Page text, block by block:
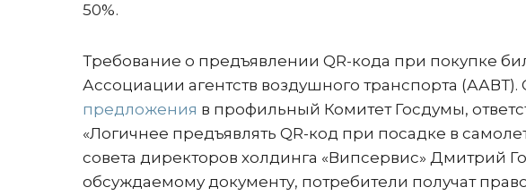
50%.
Требование о предъявлении QR-кода при покупке
Ассоциации агентств воздушного транспорта
предложения в профильный Комитет Госдумы,
«Логичнее предъявлять QR-код при посадке в
совета директоров холдинга «Випсервис» Дмитрий
обсуждаемому документу, потребители получат